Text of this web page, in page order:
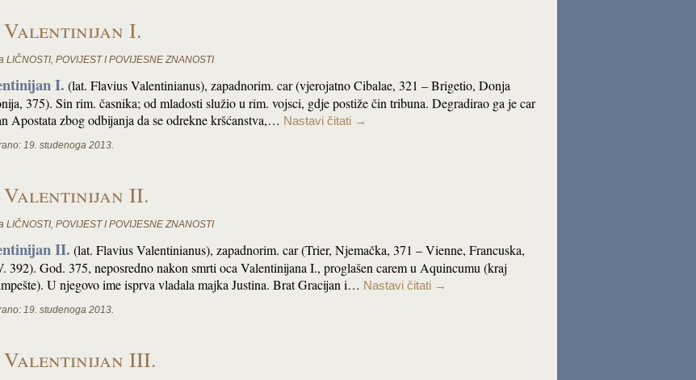
Valentinijan I.
LIČNOSTI, POVIJEST I POVIJESNE ZNANOSTI
I. (lat. Flavius Valentinianus), zapadnorim. car (vjerojatno Cibalae, 321 – Brigetio, Donja
375). Sin rim. časnika; od mladosti služio u rim. vojsci, gdje postiže čin tribuna. Degradirao ga je car
Apostata zbog odbijanja da se odrekne kršćanstva,… Nastavi čitati →
19. studenoga 2013.
Valentinijan II.
LIČNOSTI, POVIJEST I POVIJESNE ZNANOSTI
II. (lat. Flavius Valentinianus), zapadnorim. car (Trier, Njemačka, 371 – Vienne, Francuska,
392). God. 375, neposredno nakon smrti oca Valentinijana I., proglašen carem u Aquincumu (kraj
U njegovo ime isprva vladala majka Justina. Brat Gracijan i… Nastavi čitati →
19. studenoga 2013.
Valentinijan III.